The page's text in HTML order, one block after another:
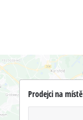
Prodejci na místě